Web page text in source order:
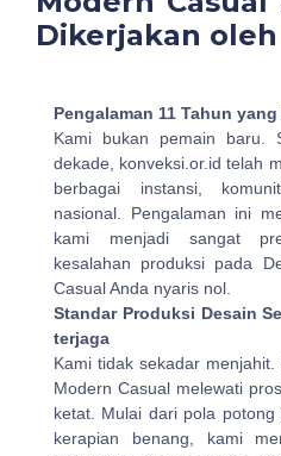
Dikerjakan
Pengalaman 11 Tahun
Kami bukan pemain baru.
dekade, konveksi.or.id telah
berbagai instansi,
nasional. Pengalaman ini
kami menjadi sangat
kesalahan produksi pada
Casual Anda nyaris nol.
Standar Produksi Desain
terjaga
Kami tidak sekadar
Modern Casual melewati
ketat. Mulai dari pola
kerapian benang, kami